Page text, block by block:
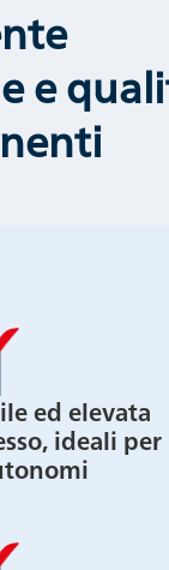
e
ed elevata
ideali per